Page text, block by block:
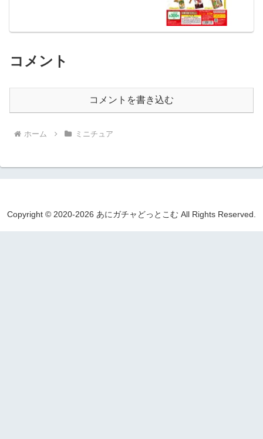
コメント
コメントを書き込む
ホーム ミニチュア
Copyright © 2020-2026 あにガチャどっとこむ All Rights Reserved.